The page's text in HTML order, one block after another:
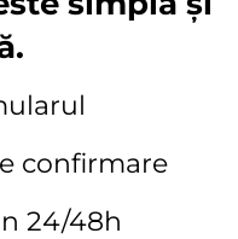
confirmare
24/48h